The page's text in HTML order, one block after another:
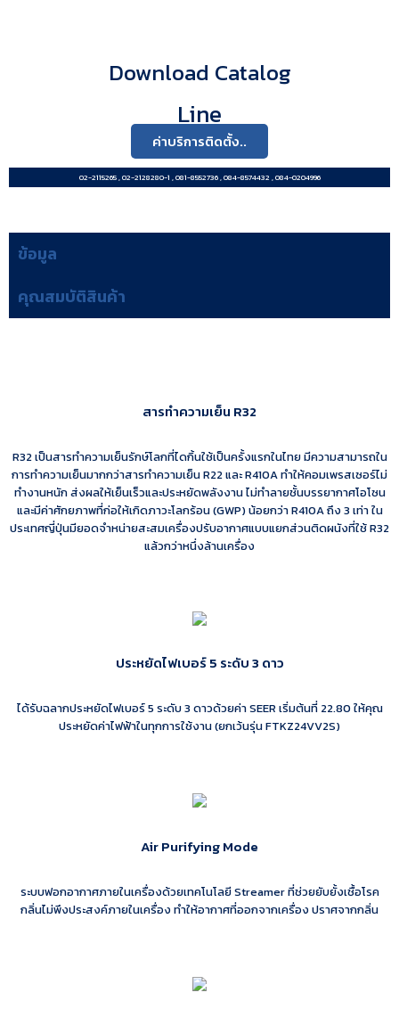
Download Catalog
Line
ค่าบริการติดตั้ง..
02-2115265 , 02-2128280-1 , 081-8552736 , 084-8574432 , 084-0204996
ข้อมูล
คุณสมบัติสินค้า
สารทำความเย็น R32
R32 เป็นสารทำความเย็นรักษ์โลกที่ไดกิ้นใช้เป็นครั้งแรกในไทย มีความสามารถใน
การทำความเย็นมากกว่าสารทำความเย็น R22 และ R410A ทำให้คอมเพรสเซอร์ไม่
ทำงานหนัก ส่งผลให้เย็นเร็วและประหยัดพลังงาน ไม่ทำลายชั้นบรรยากาศโอโซน
และมีค่าศักยภาพที่ก่อให้เกิดภาวะโลกร้อน (GWP) น้อยกว่า R410A ถึง 3 เท่า ใน
ประเทศญี่ปุ่นมียอดจำหน่ายสะสมเครื่องปรับอากาศแบบแยกส่วนติดผนังที่ใช้ R32
แล้วกว่าหนึ่งล้านเครื่อง
ประหยัดไฟเบอร์ 5 ระดับ 3 ดาว
ได้รับฉลากประหยัดไฟเบอร์ 5 ระดับ 3 ดาวด้วยค่า SEER เริ่มต้นที่ 22.80 ให้คุณ
ประหยัดค่าไฟฟ้าในทุกการใช้งาน (ยกเว้นรุ่น FTKZ24VV2S)
Air Purifying Mode
ระบบฟอกอากาศภายในเครื่องด้วยเทคโนโลยี Streamer ที่ช่วยยับยั้งเชื้อโรค
กลิ่นไม่พึงประสงค์ภายในเครื่อง ทำให้อากาศที่ออกจากเครื่อง ปราศจากกลิ่น